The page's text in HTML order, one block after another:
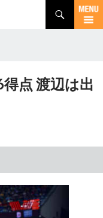
点 渡辺は出